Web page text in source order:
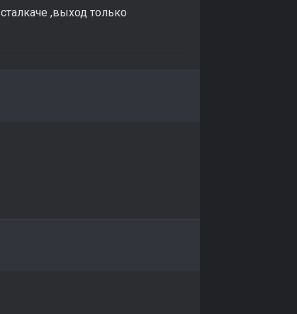
,выход только